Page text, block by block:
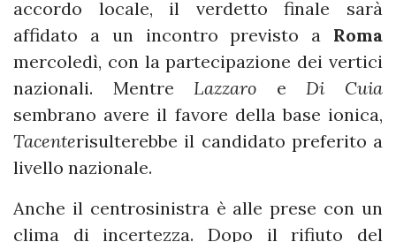
accordo locale, il verdetto finale sarà
affidato a un incontro previsto a Roma
mercoledì, con la partecipazione dei vertici
nazionali. Mentre Lazzaro e Di Cuia
sembrano avere il favore della base ionica,
Tacenterisulterebbe il candidato preferito a
livello nazionale.
Anche il centrosinistra è alle prese con un
clima di incertezza. Dopo il rifiuto del